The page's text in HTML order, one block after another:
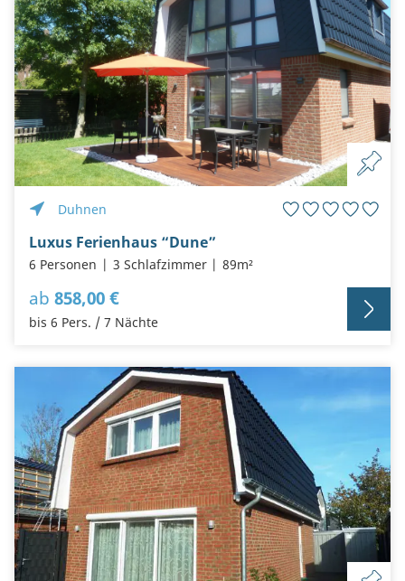
Duhnen
Luxus Ferienhaus “Dune”
6 Personen 3 Schlafzimmer 89m²
ab 858,00 €
bis 6 Pers. / 7 Nächte